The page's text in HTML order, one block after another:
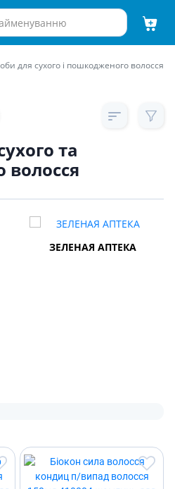
для сухого і пошкодженого волосся
та
ЗЕЛЕНАЯ АПТЕКА